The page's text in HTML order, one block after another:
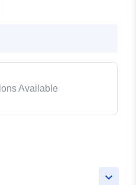
Available
keyboard_arrow_down